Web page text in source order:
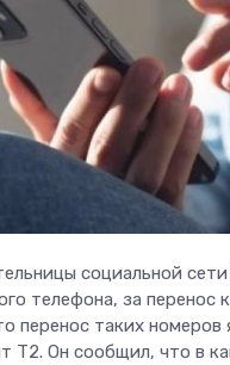
социальной
телефона, за перенос
перенос таких номеров
T2. Он сообщил, что в